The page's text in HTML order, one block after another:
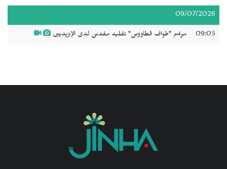
09/07/2026
09:05 مراسم "طواف الطاووس" تقليد مقدس لدى الإيزيديين